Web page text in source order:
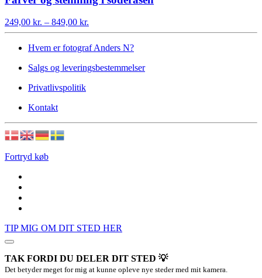
249,00 kr. – 849,00 kr.
249,00 kr.
til
849,00 kr.
Hvem er fotograf Anders N?
Salgs og leveringsbestemmelser
Privatlivspolitik
Kontakt
Fortryd køb
TIP MIG OM DIT STED HER
TAK FORDI DU DELER DIT STED 💡
Det betyder meget for mig at kunne opleve nye steder med mit kamera.